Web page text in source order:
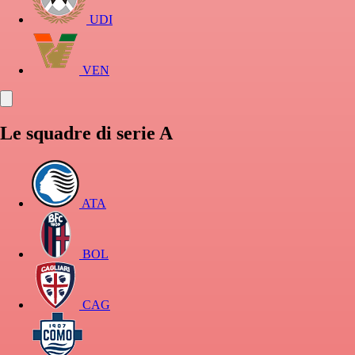
UDI
VEN
Le squadre di serie A
ATA
BOL
CAG